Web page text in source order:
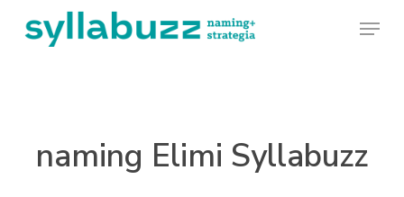
Skip
Menu
naming Elimi Syllabuzz